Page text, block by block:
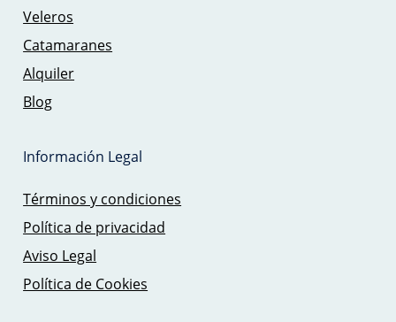
Veleros
Catamaranes
Alquiler
Blog
Información Legal
Términos y condiciones
Política de privacidad
Aviso Legal
Política de Cookies